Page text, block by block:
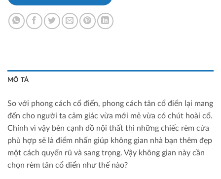
MÔ TẢ
So với phong cách cổ điển, phong cách tân cổ điển lại mang
đến cho người ta cảm giác vừa mới mẻ vừa có chút hoài cổ.
Chính vì vậy bên cạnh đồ nội thất thì những chiếc rèm cửa
phù hợp sẽ là điểm nhấn giúp không gian nhà bạn thêm đẹp
một cách quyến rũ và sang trọng. Vậy không gian này cần
chọn rèm tân cổ điển như thế nào?